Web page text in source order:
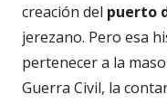
creación del puerto
jerezano. Pero esa
pertenecer a la
Guerra Civil, la